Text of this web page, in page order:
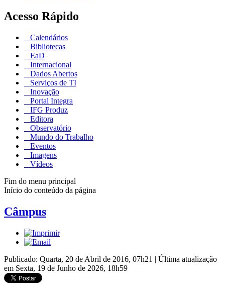
Acesso Rápido
Calendários
Bibliotecas
EaD
Internacional
Dados Abertos
Serviços de TI
Inovação
Portal Integra
IFG Produz
Editora
Observatório
Mundo do Trabalho
Eventos
Imagens
Vídeos
Fim do menu principal
Início do conteúdo da página
Câmpus
Publicado: Quarta, 20 de Abril de 2016, 07h21 | Última atualização
em Sexta, 19 de Junho de 2026, 18h59